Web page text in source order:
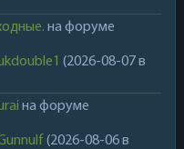
на форуме
(2026-08-07 в
на форуме
(2026-08-06 в